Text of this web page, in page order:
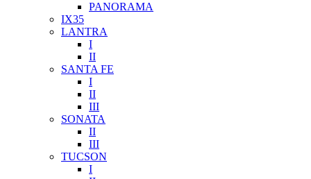
PANORAMA
IX35
LANTRA
I
II
SANTA FE
I
II
III
SONATA
II
III
TUCSON
I